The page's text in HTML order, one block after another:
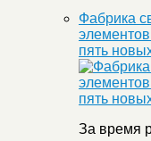
Фабрика
пять
За время